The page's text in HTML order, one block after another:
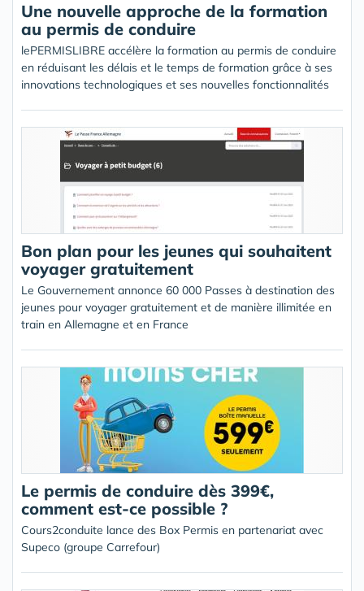
Une nouvelle approche de la formation
au permis de conduire
lePERMISLIBRE accélère la formation au permis de conduire
en réduisant les délais et le temps de formation grâce à ses
innovations technologiques et ses nouvelles fonctionnalités
Bon plan pour les jeunes qui souhaitent
voyager gratuitement
Le Gouvernement annonce 60 000 Passes à destination des
jeunes pour voyager gratuitement et de manière illimitée en
train en Allemagne et en France
Le permis de conduire dès 399€,
comment est-ce possible ?
Cours2conduite lance des Box Permis en partenariat avec
Supeco (groupe Carrefour)